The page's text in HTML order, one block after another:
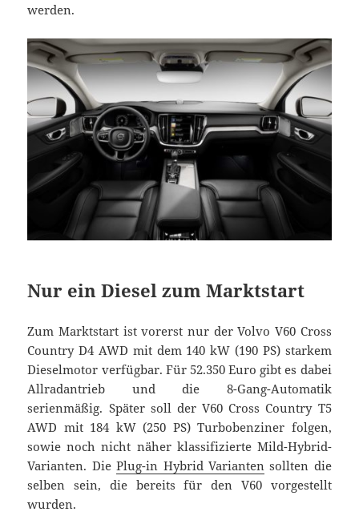
werden.
Nur ein Diesel zum Marktstart
Zum Marktstart ist vorerst nur der Volvo V60 Cross
Country D4 AWD mit dem 140 kW (190 PS) starkem
Dieselmotor verfügbar. Für 52.350 Euro gibt es dabei
Allradantrieb und die 8-Gang-Automatik
serienmäßig. Später soll der V60 Cross Country T5
AWD mit 184 kW (250 PS) Turbobenziner folgen,
sowie noch nicht näher klassifizierte Mild-Hybrid-
Varianten. DiePlug-in Hybrid Variantensollten die
selben sein, die bereits für den V60 vorgestellt
wurden.